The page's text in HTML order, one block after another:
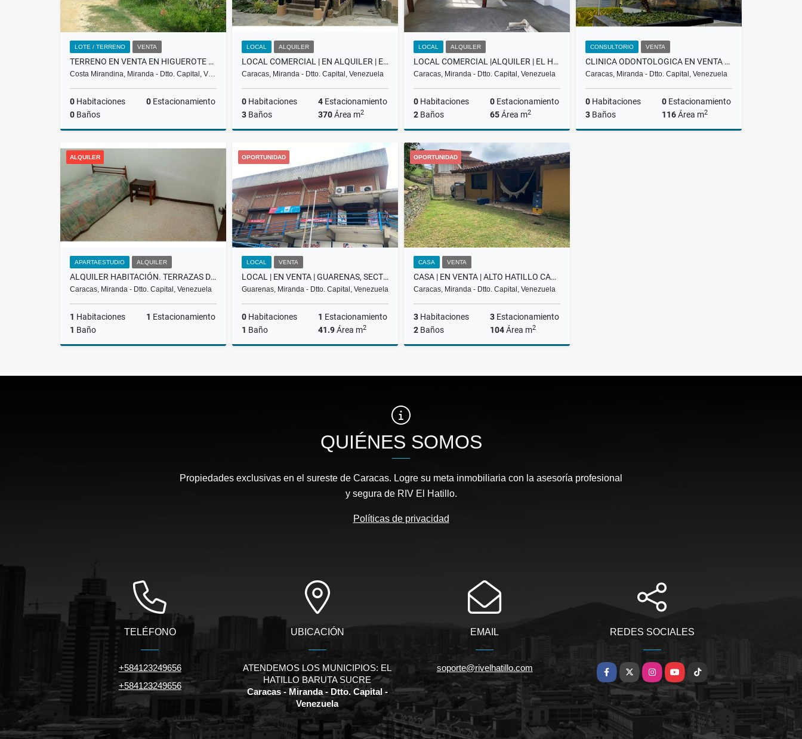
LOTE / TERRENO VENTA
TERRENO EN VENTA EN HIGUEROTE PLAYA CRISTAL MC-15-002
Costa Mirandina, Miranda - Dtto. Capital, V…
0 Habitaciones 0 Estacionamiento
0 Baños
Venta
LOCAL ALQUILER
LOCAL COMERCIAL | EN ALQUILER | EL HATILLO PUEBLO |REF.3.000$ RH
Caracas, Miranda - Dtto. Capital, Venezuela
0 Habitaciones 4 Estacionamiento
3 Baños 370Área m2
Alquiler
US$3,000
LOCAL ALQUILER
LOCAL COMERCIAL |ALQUILER | EL HATILLO |
Caracas, Miranda - Dtto. Capital, Venezuela
0 Habitaciones 0 Estacionamiento
2 Baños 65Área m2
Alquiler
US$600
CONSULTORIO VENTA
CLINICA ODONTOLOGICA EN VENTA LA TRINIDAD/BARUTA RH
Caracas, Miranda - Dtto. Capital, Venezuela
0 Habitaciones 0 Estacionamiento
3 Baños 116Área m2
ALQUILER
APARTAESTUDIO ALQUILER
ALQUILER HABITACIÓN. TERRAZAS DEL CLUB HÍPICO. BLV-002-2026
Caracas, Miranda - Dtto. Capital, Venezuela
1 Habitaciones 1 Estacionamiento
1 Baño
US$200
OPORTUNIDAD
LOCAL VENTA
LOCAL | EN VENTA | GUARENAS, SECTOR TRAPICHITO | BEZ-004-25
Guarenas, Miranda - Dtto. Capital, Venezuela
0 Habitaciones 1 Estacionamiento
1 Baño 41.9Área m2
US$17,800
OPORTUNIDAD
CASA VENTA
CASA | EN VENTA | ALTO HATILLO CALLE LA CIMA | BEZ-005-25
Caracas, Miranda - Dtto. Capital, Venezuela
3 Habitaciones 3 Estacionamiento
2 Baños 104Área m2
US$200,000
QUIÉNES SOMOS
Propiedades exclusivas en el sureste de Caracas. Logre su meta inmobiliaria con la asesoría profesional
y segura de RIV El Hatillo.
Políticas de privacidad
TELÉFONO
+584123249656
+584123249656
UBICACIÓN
ATENDEMOS LOS MUNICIPIOS: EL
HATILLO BARUTA SUCRE
Caracas - Miranda - Dtto. Capital -
Venezuela
EMAIL
soporte@rivelhatillo.com
REDES SOCIALES
Facebook
X InstagramYouTubeTikTok